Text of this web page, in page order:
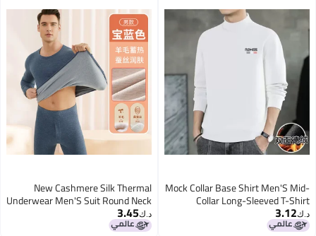
Mock Collar Base Shirt Men'S Mid-
Collar Long-Sleeved T-Shirt
Sweater Scrub Autumn Clothes
Double-Sided Velvet Top Thermal
د.ك‏3.12
New Cashmere Silk Thermal
Underwear Men'S Suit Round Neck
Cold-Proof Fleece-Lined Base
Warm Clothes
د.ك‏3.45